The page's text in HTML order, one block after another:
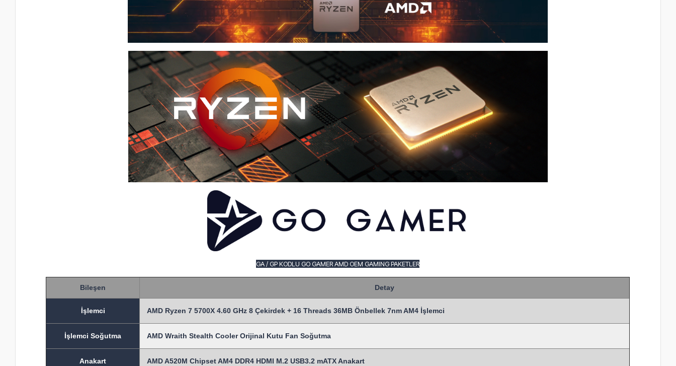
GA / GP KODLU GO GAMER AMD OEM GAMING PAKETLER
Bileşen Detay
İşlemci AMD Ryzen 7 5700X 4.60 GHz 8 Çekirdek + 16 Threads 36MB Önbellek 7nm AM4 İşlemci
İşlemci Soğutma AMD Wraith Stealth Cooler Orijinal Kutu Fan Soğutma
Anakart AMD A520M Chipset AM4 DDR4 HDMI M.2 USB3.2 mATX Anakart